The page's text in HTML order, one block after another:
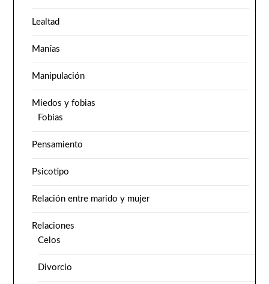
Lealtad
Manías
Manipulación
Miedos y fobias
Fobias
Pensamiento
Psicotipo
Relación entre marido y mujer
Relaciones
Celos
Divorcio